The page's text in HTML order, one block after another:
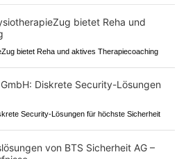
bietet Reha und aktives Therapiecoaching
Security-Lösungen für höchste Sicherheit